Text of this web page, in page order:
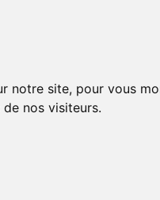
notre site, pour vous
nos visiteurs.